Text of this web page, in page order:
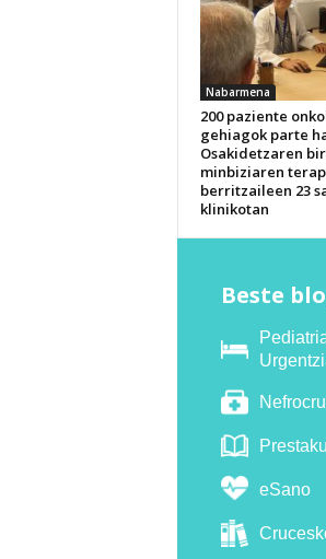
Nabarmena
200 paziente
gehiagok parte
Osakidetzaren
minbiziaren
berritzaileen 23
klinikotan
Beste
eSano